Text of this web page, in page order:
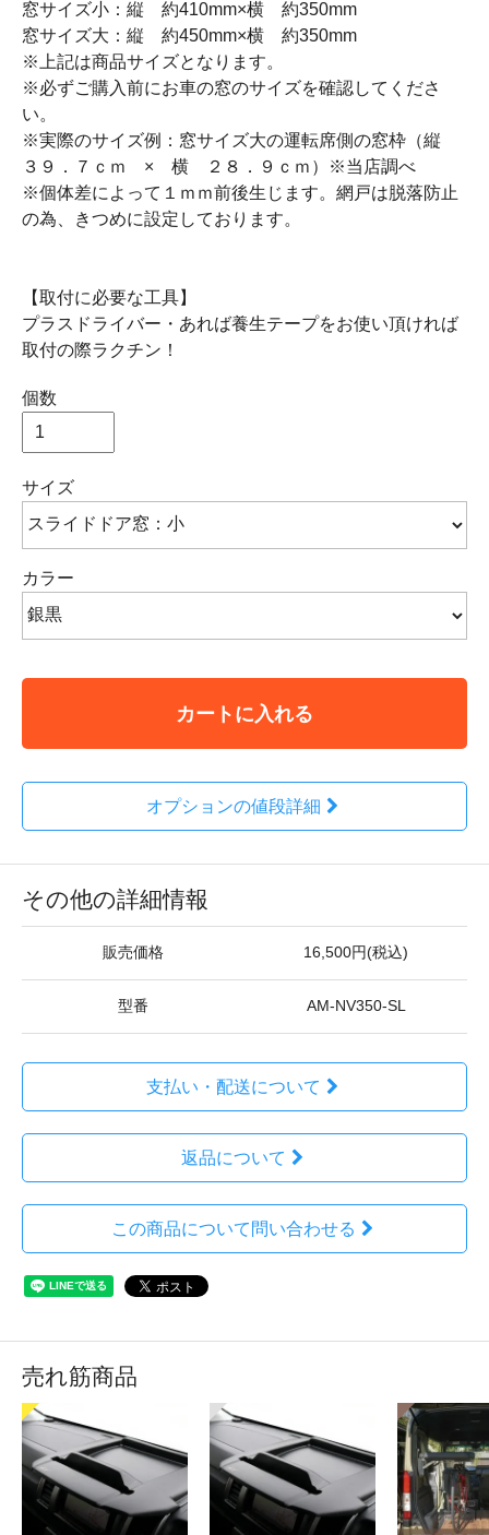
窓サイズ小：縦 約410mm×横 約350mm
窓サイズ大：縦 約450mm×横 約350mm
※上記は商品サイズとなります。
※必ずご購入前にお車の窓のサイズを確認してくださ
い。
※実際のサイズ例：窓サイズ大の運転席側の窓枠（縦
３９．７ｃｍ × 横 ２８．９ｃｍ）※当店調べ
※個体差によって１ｍｍ前後生じます。網戸は脱落防止
の為、きつめに設定しております。
【取付に必要な工具】
プラスドライバー・あれば養生テープをお使い頂ければ
取付の際ラクチン！
個数
サイズ
カラー
カートに入れる
オプションの値段詳細
その他の詳細情報
販売価格 16,500円(税込)
型番 AM-NV350-SL
支払い・配送について
返品について
この商品について問い合わせる
売れ筋商品